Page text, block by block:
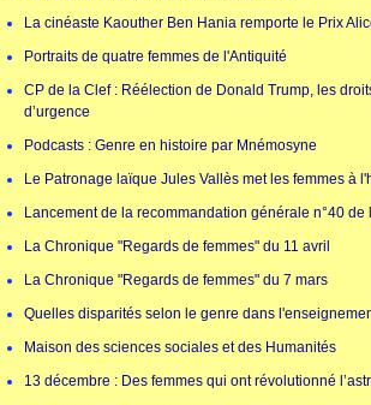
La cinéaste Kaouther Ben Hania remporte le Prix
Portraits de quatre femmes de l'Antiquité
CP de la Clef : Réélection de Donald Trump, les
d’urgence
Podcasts : Genre en histoire par Mnémosyne
Le Patronage laïque Jules Vallès met les femmes à
Lancement de la recommandation générale n°40 de
La Chronique "Regards de femmes" du 11 avril
La Chronique "Regards de femmes" du 7 mars
Quelles disparités selon le genre dans
Maison des sciences sociales et des Humanités
13 décembre : Des femmes qui ont révolutionné